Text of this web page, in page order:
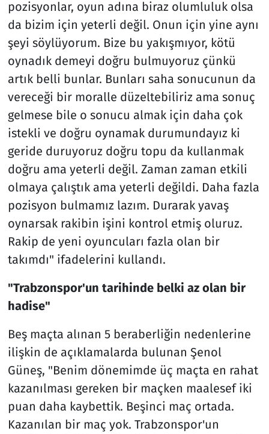
pozisyonlar, oyun adına biraz olumluluk olsa
da bizim için yeterli değil. Onun için yine aynı
şeyi söylüyorum. Bize bu yakışmıyor, kötü
oynadık demeyi doğru bulmuyoruz çünkü
artık belli bunlar. Bunları saha sonucunun da
vereceği bir moralle düzeltebiliriz ama sonuç
gelmese bile o sonucu almak için daha çok
istekli ve doğru oynamak durumundayız ki
geride duruyoruz doğru topu da kullanmak
doğru ama yeterli değil. Zaman zaman etkili
olmaya çalıştık ama yeterli değildi. Daha fazla
pozisyon bulmamız lazım. Durarak yavaş
oynarsak rakibin işini kontrol etmiş oluruz.
Rakip de yeni oyuncuları fazla olan bir
takımdı" ifadelerini kullandı.
"Trabzonspor'un tarihinde belki az olan bir
hadise"
Beş maçta alınan 5 beraberliğin nedenlerine
ilişkin de açıklamalarda bulunan Şenol
Güneş, "Benim dönemimde üç maçta en rahat
kazanılması gereken bir maçken maalesef iki
puan daha kaybettik. Beşinci maç ortada.
Kazanılan bir maç yok. Trabzonspor'un